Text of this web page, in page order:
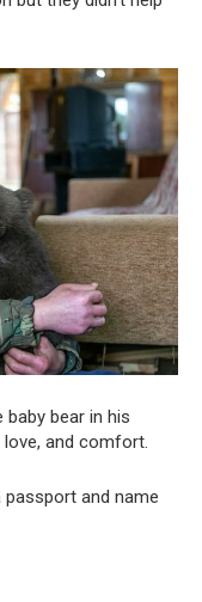
bear in his
and comfort.
passport and name